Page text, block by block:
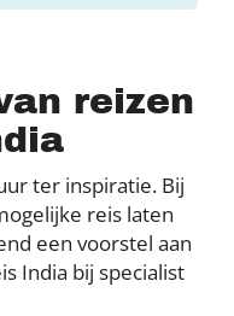
reizen
ter inspiratie. Bij
reis laten
een voorstel aan
India bij specialist